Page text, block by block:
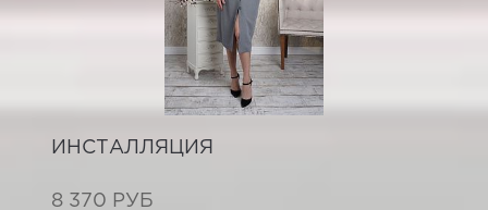
ИНСТАЛЛЯЦИЯ
8 370 РУБ